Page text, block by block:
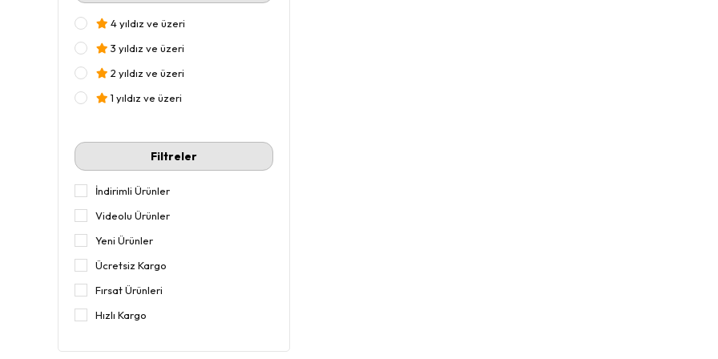
4 yıldız ve üzeri
3 yıldız ve üzeri
2 yıldız ve üzeri
1 yıldız ve üzeri
Filtreler
İndirimli Ürünler
Videolu Ürünler
Yeni Ürünler
Ücretsiz Kargo
Fırsat Ürünleri
Hızlı Kargo